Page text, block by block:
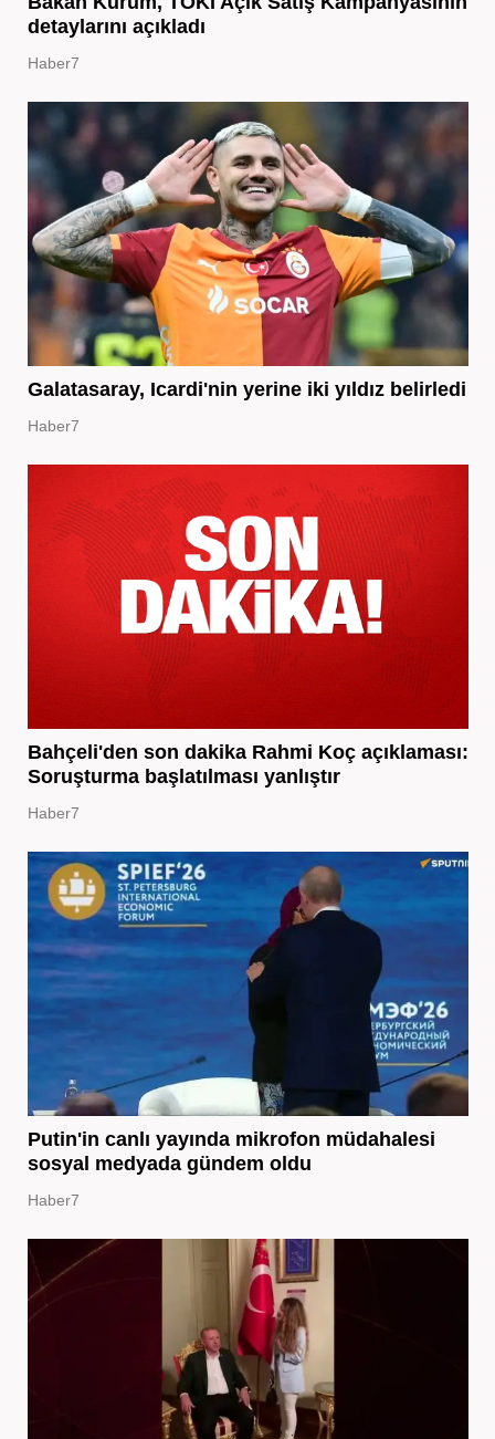
detaylarını açıkladı
Haber7
Galatasaray, Icardi'nin yerine iki yıldız belirledi
Haber7
Bahçeli'den son dakika Rahmi Koç açıklaması:
Soruşturma başlatılması yanlıştır
Haber7
Putin'in canlı yayında mikrofon müdahalesi
sosyal medyada gündem oldu
Haber7